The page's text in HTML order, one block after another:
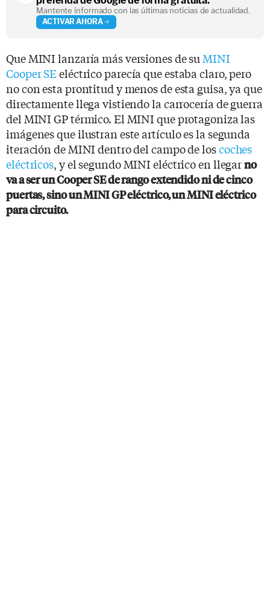
Mantente informado con las últimas noticias de actualidad.
ACTIVAR AHORA
Que MINI lanzaría más versiones de su MINI
Cooper SEeléctrico parecía que estaba claro, pero
no con esta prontitud y menos de esta guisa, ya que
directamente llega vistiendo la carrocería de guerra
del MINI GP térmico. El MINI que protagoniza las
imágenes que ilustran este artículo es la segunda
iteración de MINI dentro del campo de loscoches
eléctricos, y el segundo MINI eléctrico en llegarno
va a ser un Cooper SE de rango extendido ni de cinco
puertas, sino un MINI GP eléctrico, un MINI eléctrico
para circuito.